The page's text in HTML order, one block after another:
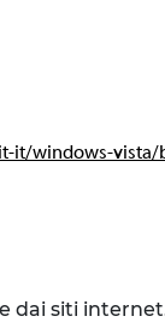
it/windows-vista/
dai siti